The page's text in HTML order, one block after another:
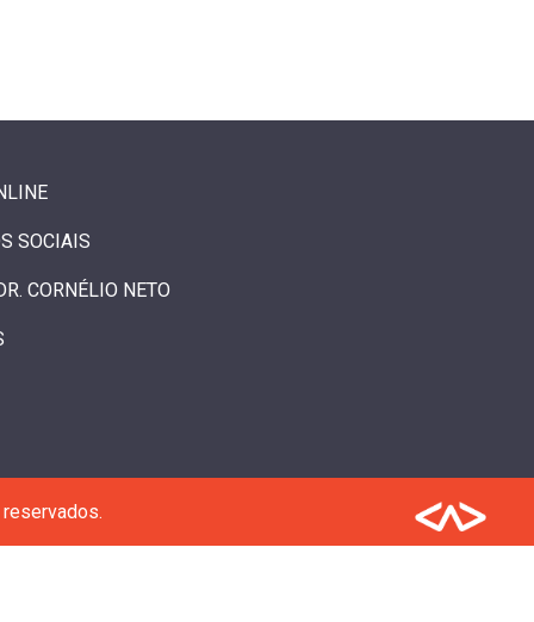
SOCIAIS
CORNÉLIO NETO